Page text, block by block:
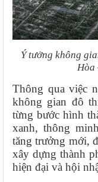
Ý tưởng không
Hòa
Thông qua việc
không gian đô
từng bước hình
xanh, thông
tăng trưởng mới,
xây dựng thành
hiện đại và hội